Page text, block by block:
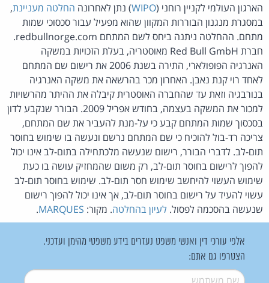
הארגון העולמי לקניין רוחני (WIPO) נתן לאחרונה החלטה מעניינת,
במסגרת מנגנון הבוררות המקוון שהוא מפעיל עבור סכסוכי שמות
מתחם. ההחלטה ניתנה ביחס לשם המתחם redbullnorge.com.
חברת Red Bull GmbH מאוסטריה, בעלת הזכויות במשקה
האנרגיה הפופולארי, התירה בשנת 2006 את רישום שם המתחם
לאחד רוי קנת נאבן. האחרון מכר בהרשאה את משקה האנרגיה
בנורבגיה וזאת עד שהחברה האוסטרית קיבלה את ההיתר מהרשויות
למכור את המשקה בעצמה, בחודש אפריל 2009. הבורר שנקבע לדון
בסכסוך שמות המתחם קבע כי על-מנת להעביר את שם המתחם,
צריכה רד-בול להוכיח כי שם המתחם נרשם ונעשה בו שימוש בחוסר
תום-לב. לדברי הבורר, רישום שנעשה מלכתחילה בתום-לב אינו יכול
להפוך לרישום בחוסר תום-לב, רק משום שהמחזיק עושה בו כעת
שימוש העשוי להיחשב שימוש חסר תום-לב. שימוש בחוסר תום-לב
עשוי להעיד על רישום בחוסר תום-לב, אך אינו יכול להפוך רישום
שנעשה בהסכמה לפסול. לעיון בהחלטה. מקור: MARQUES
.
אלפי עורכי דין ואנשי משפט נעזרים בידע משפטי מהימן ועדכני.
הצטרפו גם אתם:
שם משתמש*